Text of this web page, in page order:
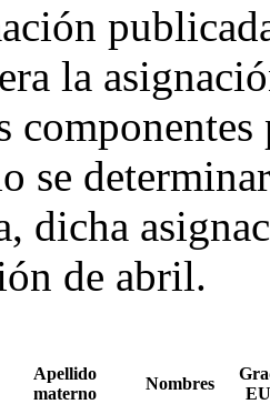
la
se
dicha
de abril.
Apellido
materno
Nombres